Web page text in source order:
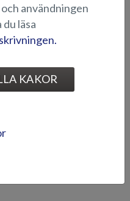
användningen
du läsa
KAKOR